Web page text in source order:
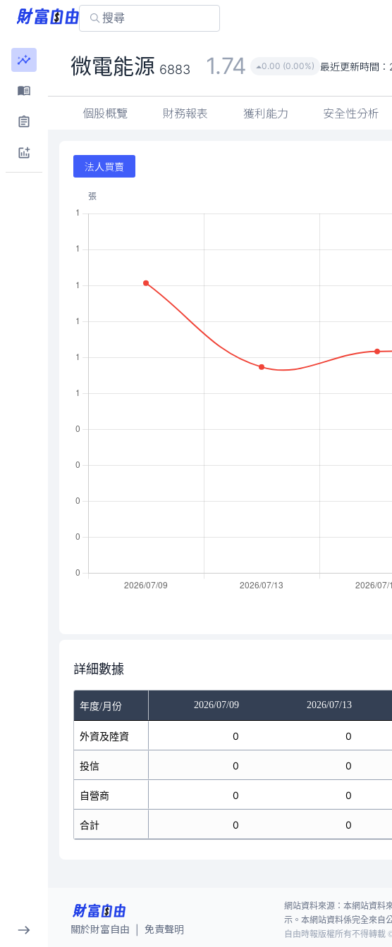
微電能源 6883 1.74 0.00 (0.00%) 最近更新時間：
個股概覽 財務報表 獲利能力 安全性分析
法人買賣
詳細數據
年度/月份 2026/07/09 2026/07/13
外資及陸資
投信
自營商
合計
0 0
0 0
0 0
0 0
關於財富自由 免責聲明
網站資料來源：本網站資料
示。本網站資料係完全來自
自由時報版權所有不得轉載